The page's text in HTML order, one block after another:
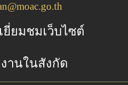
ยี่ยมชมเว็บไซต์
านในสังกัด